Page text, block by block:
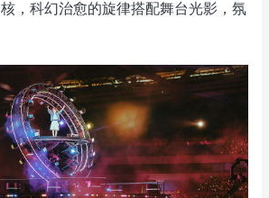
，科幻治愈的旋律搭配舞台光影，氛